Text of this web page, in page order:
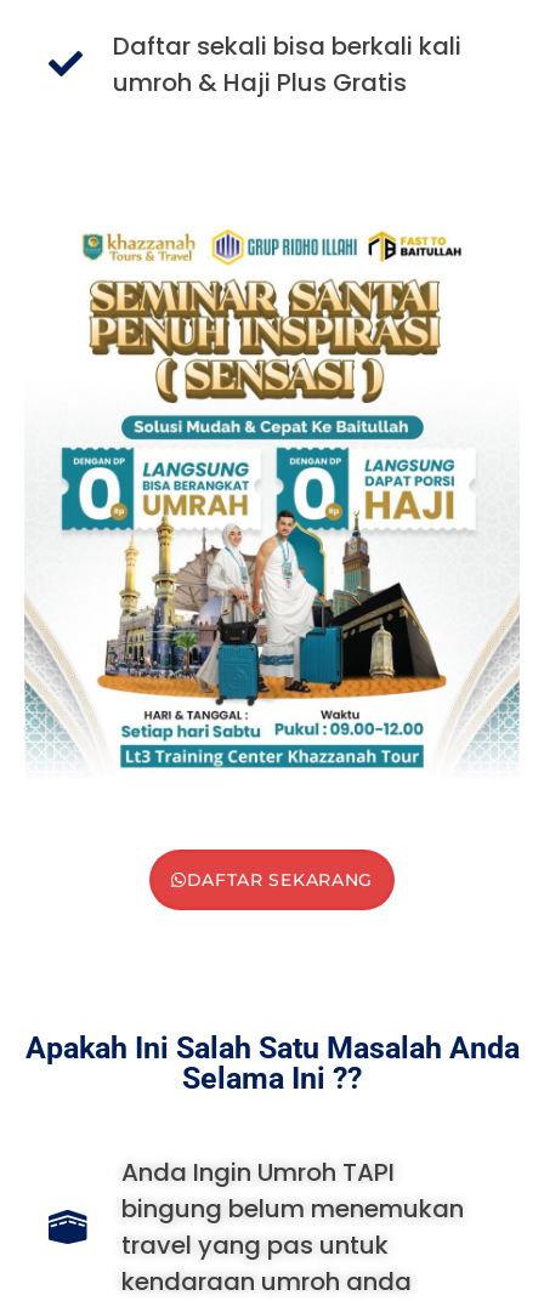
Daftar sekali bisa berkali kali
umroh & Haji Plus Gratis
DAFTAR SEKARANG
Apakah Ini Salah Satu Masalah Anda
Selama Ini ??
Anda Ingin Umroh TAPI
bingung belum menemukan
travel yang pas untuk
kendaraan umroh anda